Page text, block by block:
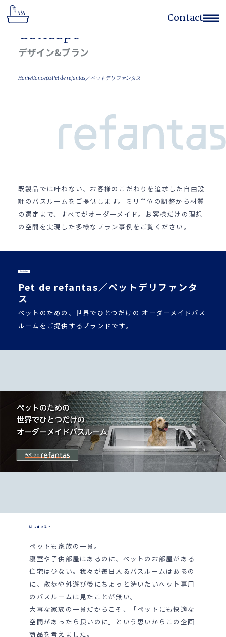
Contact
Home
Works
Contact Form
(052)768-7522
サイトのご利用 個人情報の取扱
Concept
デザイン&プラン
HomeConceptsPet de refantas／ペットデリファンタス
既製品では叶わない、お客様のこだわりを追求した自由設
計のバスルームをご提供します。ミリ単位の調整から材質
の選定まで、すべてがオーダーメイド。お客様だけの理想
の空間を実現した多様なプラン事例をご覧ください。
# refantas
Pet de refantas／ペットデリファンタ
ス
ペットのための、世界でひとつだけの オーダーメイドバス
ルームをご提供するブランドです。
はじまりは？
ペットも家族の一員。
寝室や子供部屋はあるのに、ペットのお部屋がある
住宅は少ない。我々が毎日入るバスルームはあるの
に、散歩や外遊び後にちょっと洗いたいペット専用
のバスルームは見たことが無い。
大事な家族の一員だからこそ、「ペットにも快適な
空間があったら良いのに」という思いからこの企画
商品を考えました。